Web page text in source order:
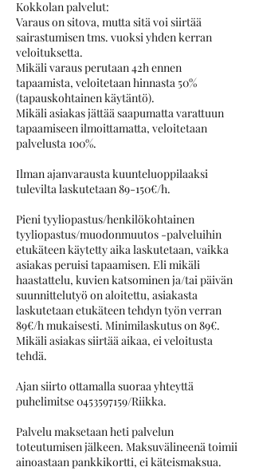
Kokkolan palvelut:
Varaus on sitova, mutta sitä voi siirtää
sairastumisen tms. vuoksi yhden kerran
veloituksetta.
Mikäli varaus perutaan 42h ennen
tapaamista, veloitetaan hinnasta 50%
(tapauskohtainen käytäntö).
Mikäli asiakas jättää saapumatta varattuun
tapaamiseen ilmoittamatta, veloitetaan
palvelusta 100%.
Ilman ajanvarausta kuunteluoppilaaksi
tulevilta laskutetaan 89-150€/h.
Pieni tyyliopastus/henkilökohtainen
tyyliopastus/muodonmuutos -palveluihin
etukäteen käytetty aika laskutetaan, vaikka
asiakas peruisi tapaamisen. Eli mikäli
haastattelu, kuvien katsominen ja/tai päivän
suunnittelutyö on aloitettu, asiakasta
laskutetaan etukäteen tehdyn työn verran
89€/h mukaisesti. Minimilaskutus on 89€.
Mikäli asiakas siirtää aikaa, ei veloitusta
tehdä.
Ajan siirto ottamalla suoraa yhteyttä
puhelimitse 0453597159/Riikka.
Palvelu maksetaan heti palvelun
toteutumisen jälkeen. Maksuvälineenä toimii
ainoastaan pankkikortti, ei käteismaksua.